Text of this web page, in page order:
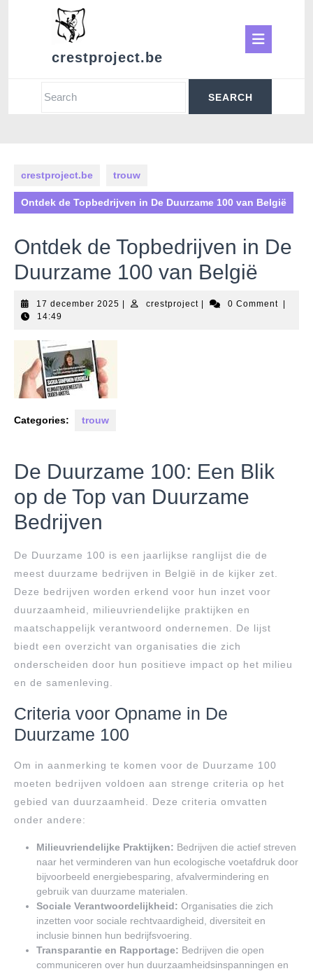
crestproject.be
Search
crestproject.be trouw
Ontdek de Topbedrijven in De Duurzame 100 van België
Ontdek de Topbedrijven in De
Duurzame 100 van België
17 december 2025 17
crestprojectcrestproject0 Comment
14:49
Categories: trouw
De Duurzame 100: Een Blik
op de Top van Duurzame
Bedrijven
De Duurzame 100 is een jaarlijkse ranglijst die de
meest duurzame bedrijven in België in de kijker zet.
Deze bedrijven worden erkend voor hun inzet voor
duurzaamheid, milieuvriendelijke praktijken en
maatschappelijk verantwoord ondernemen. De lijst
biedt een overzicht van organisaties die zich
onderscheiden door hun positieve impact op het milieu
en de samenleving.
Criteria voor Opname in De
Duurzame 100
Om in aanmerking te komen voor de Duurzame 100
moeten bedrijven voldoen aan strenge criteria op het
gebied van duurzaamheid. Deze criteria omvatten
onder andere:
Milieuvriendelijke Praktijken: Bedrijven die actief streven
naar het verminderen van hun ecologische voetafdruk door
bijvoorbeeld energiebesparing, afvalvermindering en
gebruik van duurzame materialen.
Sociale Verantwoordelijkheid: Organisaties die zich
inzetten voor sociale rechtvaardigheid, diversiteit en
inclusie binnen hun bedrijfsvoering.
Transparantie en Rapportage: Bedrijven die open
communiceren over hun duurzaamheidsinspanningen en